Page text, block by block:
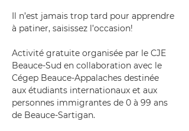
Il n’est jamais trop tard pour apprendre
à patiner, saisissez l’occasion!
Activité gratuite organisée par le CJE
Beauce-Sud en collaboration avec le
Cégep Beauce-Appalaches destinée
aux étudiants internationaux et aux
personnes immigrantes de 0 à 99 ans
de Beauce-Sartigan.